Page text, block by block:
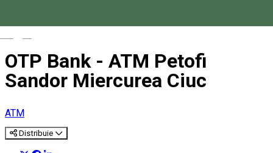
OTP Bank - ATM Petofi
Sandor Miercurea Ciuc
ATM
Distribuie